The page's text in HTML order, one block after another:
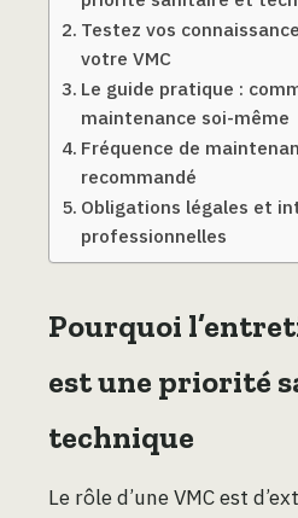
Testez vos
votre VMC
Le guide pratique :
maintenance soi-même
Fréquence de
recommandé
Obligations légales et
professionnelles
Pourquoi
est une priorité
technique
Le rôle d’une VMC est